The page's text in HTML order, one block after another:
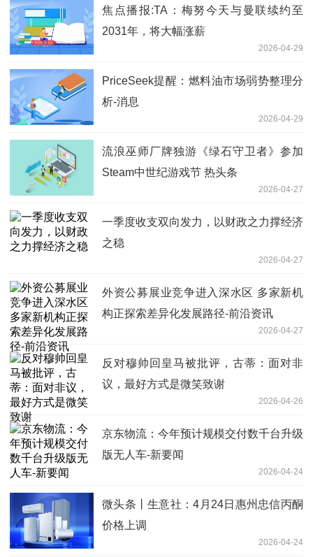
焦点播报:TA：梅努今天与曼联续约至
2031年，将大幅涨薪
2026-04-29
PriceSeek提醒：燃料油市场弱势整理分
析-消息
2026-04-29
流浪巫师厂牌独游《绿石守卫者》参加
Steam中世纪游戏节 热头条
2026-04-27
一季度收支双向发力，以财政之力撑经济
之稳
2026-04-27
外资公募展业竞争进入深水区 多家新机
构正探索差异化发展路径-前沿资讯
2026-04-27
反对穆帅回皇马被批评，古蒂：面对非
议，最好方式是微笑致谢
2026-04-26
京东物流：今年预计规模交付数千台升级
版无人车-新要闻
2026-04-24
微头条丨生意社：4月24日惠州忠信丙酮
价格上调
2026-04-24